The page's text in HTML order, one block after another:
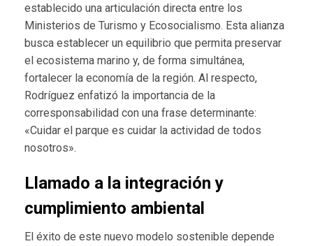
establecido una articulación directa entre los
Ministerios de Turismo y Ecosocialismo. Esta alianza
busca establecer un equilibrio que permita preservar
el ecosistema marino y, de forma simultánea,
fortalecer la economía de la región. Al respecto,
Rodríguez enfatizó la importancia de la
corresponsabilidad con una frase determinante:
«Cuidar el parque es cuidar la actividad de todos
nosotros».
Llamado a la integración y
cumplimiento ambiental
El éxito de este nuevo modelo sostenible depende